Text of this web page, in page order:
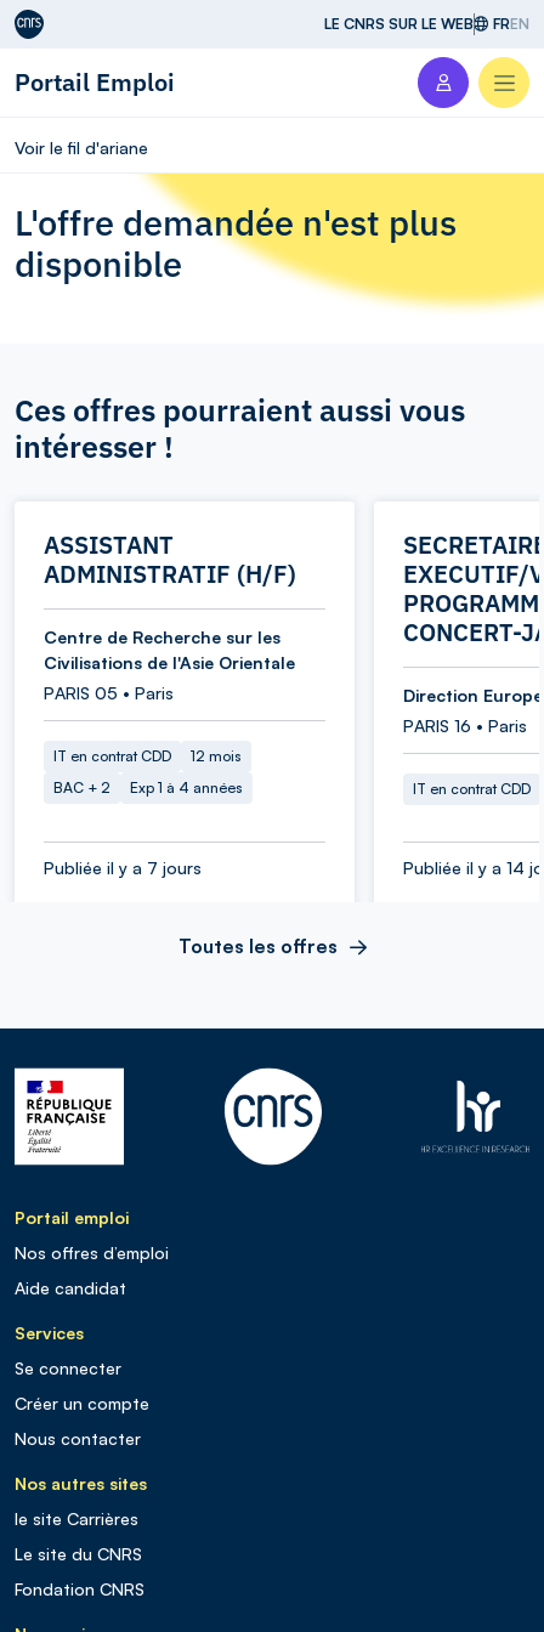
Aller au contenu LE CNRS SUR LE WEB FREN
Portail Emploi
Voir le fil d'ariane
L'offre demandée n'est plus
disponible
Ces offres pourraient aussi vous
intéresser !
ASSISTANT
ADMINISTRATIF (H/F)
Centre de Recherche sur les
Civilisations de l'Asie Orientale
PARIS 05 • Paris
IT en contrat CDD
12 mois
BAC + 2
Exp 1 à 4 années
Publiée il y a 7 jours
EXECUTIF/
CONCERT-
Direction
PARIS 16 • Paris
IT en contrat CDD
Publiée il y a 14
Toutes les offres
Portail emploi
Nos offres d’emploi
Aide candidat
Services
Se connecter
Créer un compte
Nous contacter
Nos autres sites
le site Carrières
Le site du CNRS
Fondation CNRS